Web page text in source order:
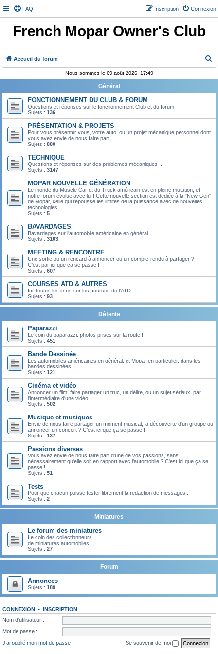
FAQ Connexion
Inscription
French Mopar Owner's Club
Accueil du forum
h
e
Nous sommes le 09 août 2026, 17:49
Général
FONCTIONNEMENT DU CLUB & FORUM
Questions et réponses sur le fonctionnement Club et du forum
Sujets : 136
PRÉSENTATION & PROJETS
Pour vous présenter vous, votre auto, ou un projet mécanique personnel dont
vous avez envie de nous faire part...
Sujets : 880
TECHNIQUE
Questions et réponses sur des problèmes mécaniques ...
Sujets : 3147
MOPAR NOUVELLE GÉNÉRATION
Le monde du Muscle Car et du Truck américain est en pleine mutation, et
notre forum évolue avec lui ! Cette nouvelle section est dédiée à la "New Gen"
de Mopar, celle qui repousse les limites de la puissance avec de nouvelles
technologies.
Sujets : 5
BAVARDAGES
Bavardages sur l'automobile américaine en général.
Sujets : 3103
MEETING & RENCONTRE
Une sortie ou un rencard à annoncer ou un compte-rendu à partager ?
C'est par ici que ça se passe !
Sujets : 607
COURSES ATD & AUTRES
Ici, toutes les infos sur les courses de l'ATD
Sujets : 93
Détente
Paparazzi
Le coin du paparazzi: photos prises sur la route !
Sujets : 451
Bande Dessinée
Les automobiles américaines en général, et Mopar en particulier, dans les
bandes dessinées ...
Sujets : 121
Cinéma et vidéo
Annoncer un film, faire partager un truc, un délire, ou un sujet sérieux, par
l'intermédiaire d'une vidéo...
Sujets : 502
Musique et musiques
Envie de nous faire partager un moment musical, la découverte d'un groupe ou
annoncer un concert ? C'est ici que ça se passe !
Sujets : 137
Passions diverses
Vous avez envie de nous faire part d'une de vos passions, sans
nécessairement qu'elle soit en rapport avec l'automobile ? C'est ici que ça se
passe !
Sujets : 51
Tests
Pour que chacun puisse tester librement la rédaction de messages...
Sujets : 2
Miniatures
Le forum des miniatures
Le coin des collectionneurs
de miniatures automobiles.
Sujets : 27
Forum
Annonces
Sujets : 189
CONNEXION • INSCRIPTION
Nom d’utilisateur :
Mot de passe :
J’ai oublié mon mot de passe
Se souvenir de moi